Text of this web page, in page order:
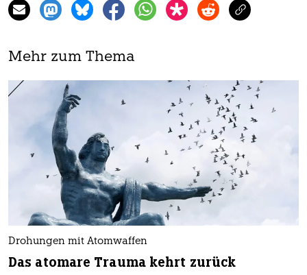
Mehr zum Thema
Drohungen mit Atomwaffen
Das atomare Trauma kehrt zurück